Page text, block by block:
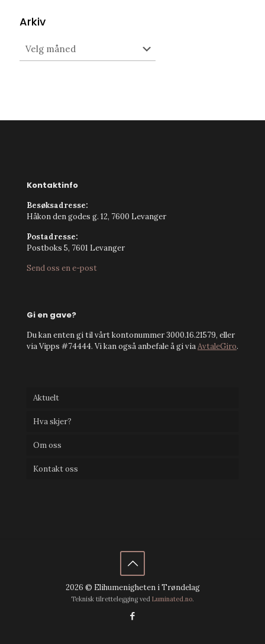
Arkiv
Kontaktinfo
Besøksadresse:
Håkon den godes g. 12, 7600 Levanger
Postadresse:
Postboks 5, 7601 Levanger
Send oss en e-post
Gi en gave?
Du kan enten gi til vårt kontonummer 3000.16.21579, eller
via Vipps #74444. Vi kan også anbefale å gi viaAvtaleGiro.
Aktuelt
Hva skjer?
Om oss
Kontakt oss
2026 © Elihumenigheten i Trøndelag
Teknisk tilrettelegging ved Luminated.no.